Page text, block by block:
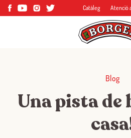
Catàleg Atenció
Blog
Una pista